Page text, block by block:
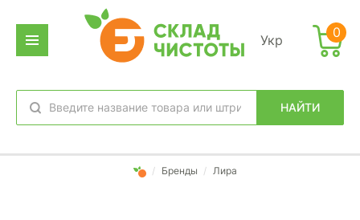
Укр
НАЙТИ
избранное вход
0
/ Бренды / Лира